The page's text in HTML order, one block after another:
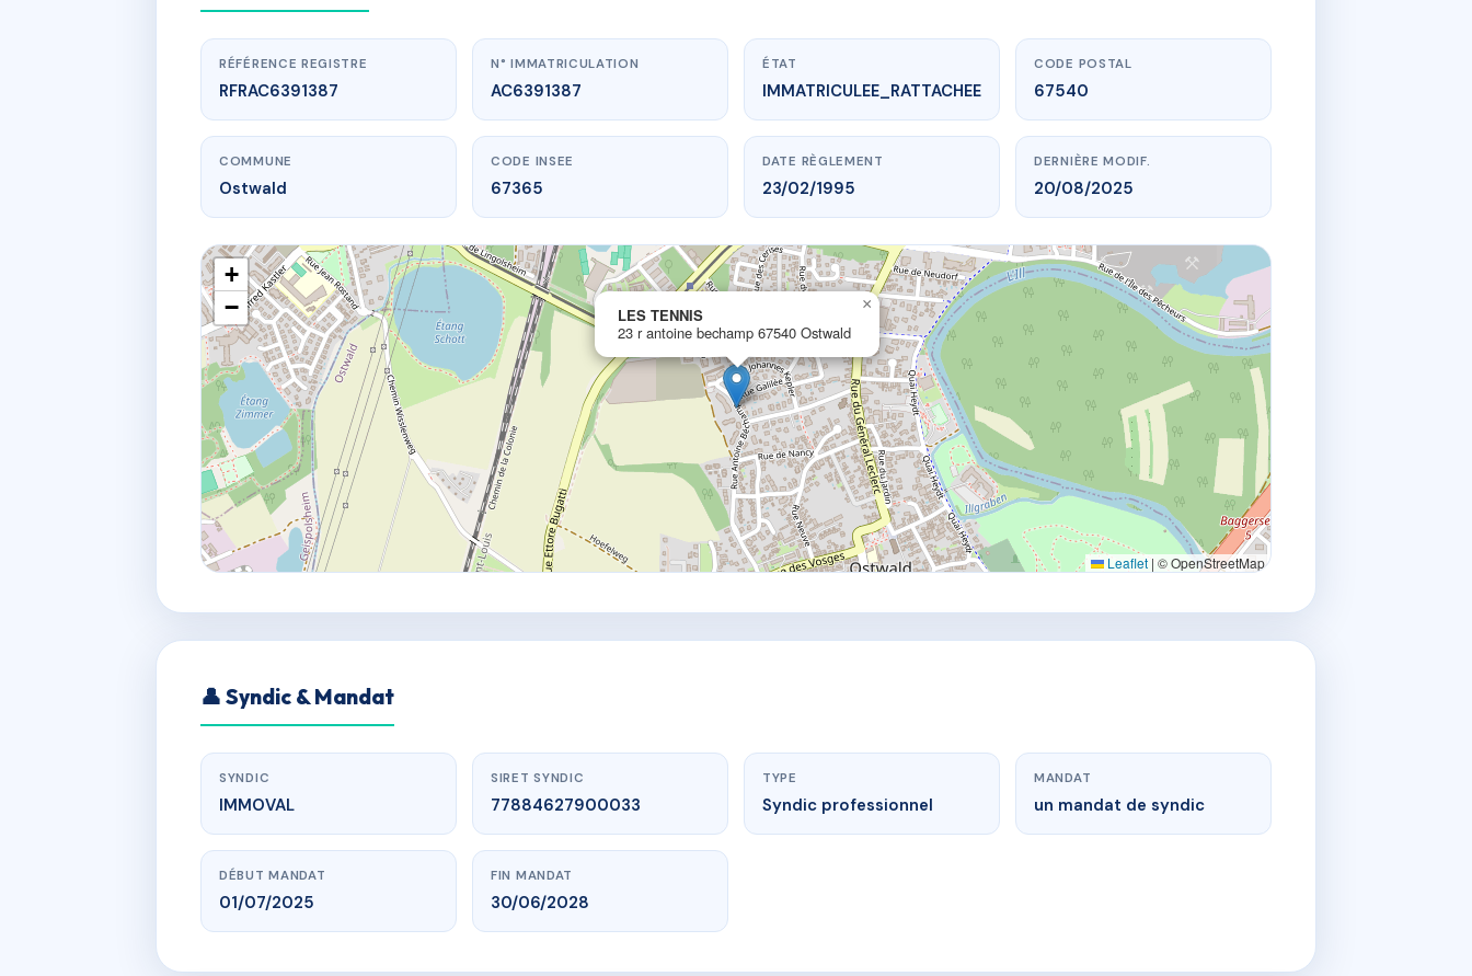
www.vme.plus/AC6391387
LES TENNIS
23 r antoine bechamp 67540 Ostwald
RÉFÉRENCE REGISTRE
RFRAC6391387
N° IMMATRICULATION
AC6391387
ÉTAT
IMMATRICULEE_RATTACHEE
CODE POSTAL
67540
COMMUNE
Ostwald
CODE INSEE
67365
DATE RÈGLEMENT
23/02/1995
DERNIÈRE MODIF.
20/08/2025
LES TENNIS
23 r antoine bechamp 67540 Ostwald
×
+
−
Leaflet | © OpenStreetMap
👤 Syndic & Mandat
SYNDIC
IMMOVAL
SIRET SYNDIC
77884627900033
TYPE
Syndic professionnel
MANDAT
un mandat de syndic
DÉBUT MANDAT
01/07/2025
FIN MANDAT
30/06/2028